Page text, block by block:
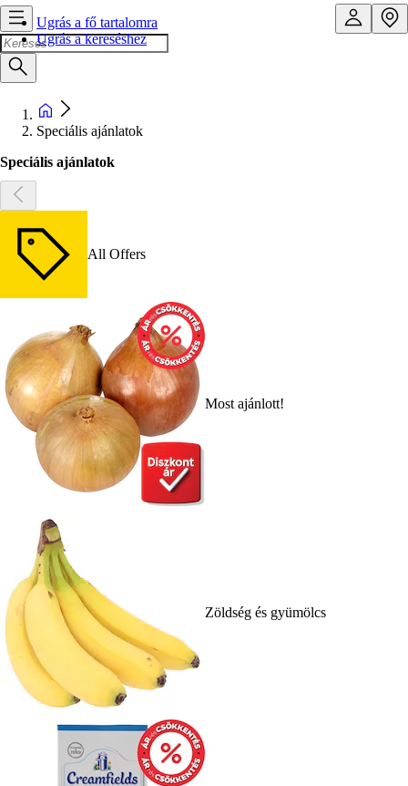
Ugrás a fő tartalomra
Ugrás a kereséshez
Speciális ajánlatok
Speciális ajánlatok
All Offers
Most ajánlott!
Zöldség és gyümölcs